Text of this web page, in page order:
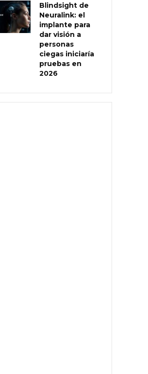
Blindsight de
Neuralink: el
implante para
dar visión a
personas
ciegas iniciaría
pruebas en
2026